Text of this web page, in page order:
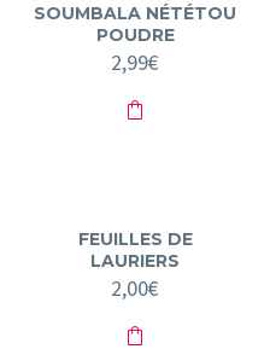
SOUMBALA NÉTÉTOU
POUDRE
2,99€
FEUILLES DE
LAURIERS
2,00€